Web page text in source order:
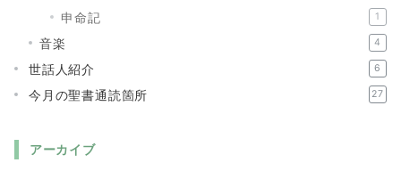
申命記 1
音楽 4
世話人紹介 6
今月の聖書通読箇所 27
アーカイブ